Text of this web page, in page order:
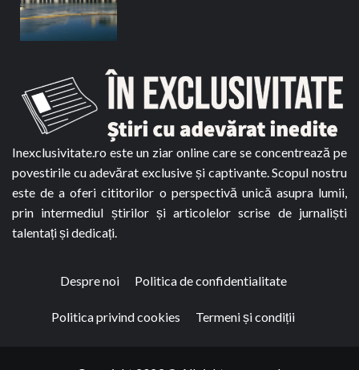
Inexclusivitate.ro este un ziar online care se concentrează pe
povestirile cu adevărat exclusive și captivante. Scopul nostru
este de a oferi cititorilor o perspectivă unică asupra lumii,
prin intermediul știrilor și articolelor scrise de jurnaliști
talentați și dedicați.
Despre noi Politica de confidentialitate
Politica privind cookies Termeni și condiții